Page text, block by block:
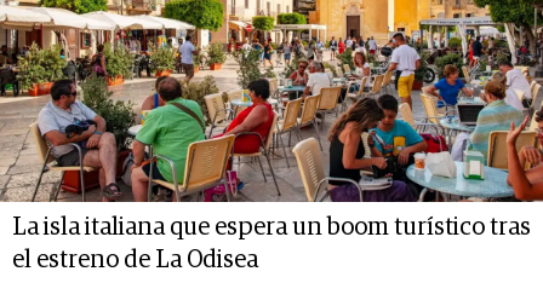
La isla italiana que espera un boom turístico tras
el estreno de La Odisea